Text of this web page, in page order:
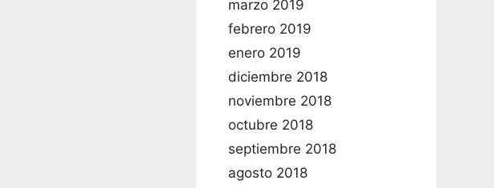
marzo 2019
febrero 2019
enero 2019
diciembre 2018
noviembre 2018
octubre 2018
septiembre 2018
agosto 2018